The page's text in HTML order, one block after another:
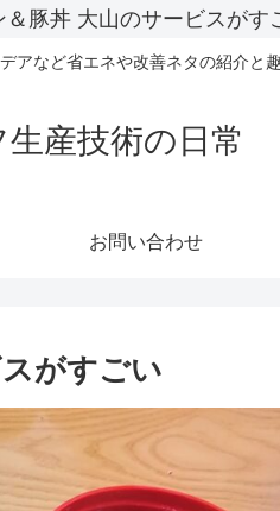
＆豚丼 大山のサービスがす
アなど省エネや改善ネタの紹介と
産技術の日常
お問い合わせ
がすごい